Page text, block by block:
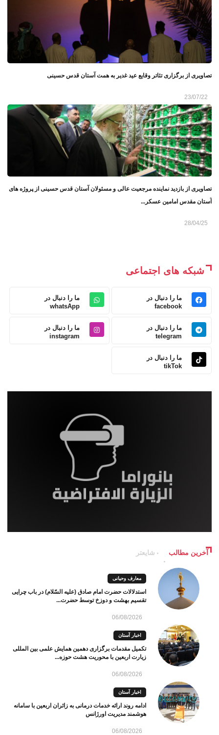
تصاویری از برگزاری تئاتر وقایع عید غدیر به همت آستان قدس حسینی
23/07/22
تصاویری از بازدید نماینده مرجعیت عالی و مسئولان آستان قدس حسینی از پروژه‌ های
آستان مقدس امامین عسکر...
28/04/25
شبکه های اجتماعی
ما را دنبال در
facebook
ما را دنبال در
whatsApp
ما را دنبال در
telegram
ما را دنبال در
instagram
ما را دنبال در
tikTok
آخرین مطالب شایعتر
معارف وحیانی
استدلالات حضرت امام صادق (علیه السّلام) در باب چرایی
تقسیم بهشت و دوزخ توسط حضرت...
06/08/2026
اخبار آستان
تکمیل مقدمات برگزاری دهمین همایش علمی بین المللی
زیارت اربعین با محوریت هشت حوزه...
06/08/2026
اخبار آستان
ادامه روند ارائه خدمات درمانی به زائران اربعین با سامانه
هوشمند مدیریت اورژانس
06/08/2026